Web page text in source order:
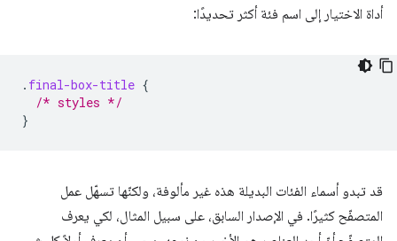
أداة الاختيار إلى اسم فئة أكثر تحديدًا:
. final-box-title {
/* styles */
}
قد تبدو أسماء الفئات البديلة هذه غير مألوفة، ولكنّها تسهّل عمل
المتصفّح كثيرًا. في الإصدار السابق، على سبيل المثال، لكي يعرف